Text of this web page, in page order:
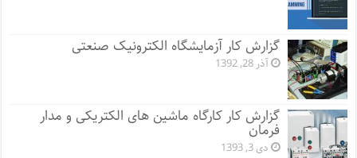
گزارش کار آزمایشگاه الکترونیک صنعتی
آذر 28, 1392
گزارش کار کارگاه ماشین های الکتریکی و مدار
فرمان
دی 3, 1393